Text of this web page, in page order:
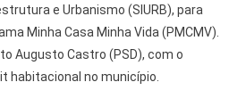
e Urbanismo (SIURB), para
Minha Casa Minha Vida (PMCMV).
Augusto Castro (PSD), com o
habitacional no município.